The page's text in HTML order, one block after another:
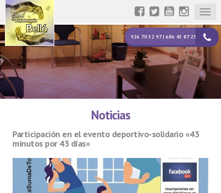
926 70 52 97 | 686 45 87 23
Noticias
Participación en el evento deportivo-solidario «43
minutos por 43 días»